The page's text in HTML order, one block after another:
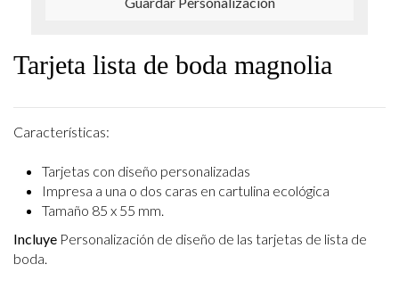
Tarjeta lista de boda magnolia
Características:
Tarjetas con diseño personalizadas
Impresa a una o dos caras en cartulina ecológica
Tamaño 85 x 55 mm.
Incluye Personalización de diseño de las tarjetas de lista de
boda.